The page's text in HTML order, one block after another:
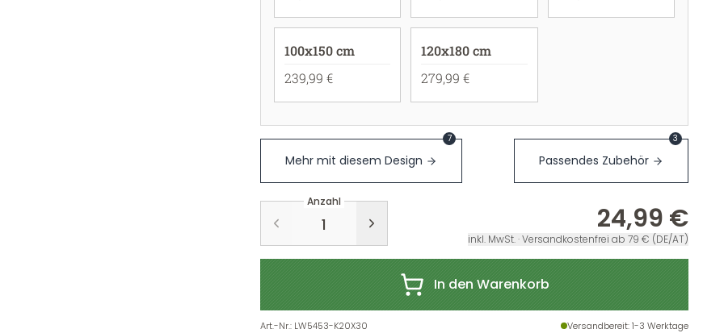
100x150 cm
239,99 €
120x180 cm
279,99 €
Mehr mit diesem Design
7
Passendes Zubehör
3
Anzahl
24,99 €
inkl. MwSt. · Versandkostenfrei ab 79 € (DE/AT)
In den Warenkorb
Art.-Nr.: LW5453-K20X30 Versandbereit: 1-3 Werktage